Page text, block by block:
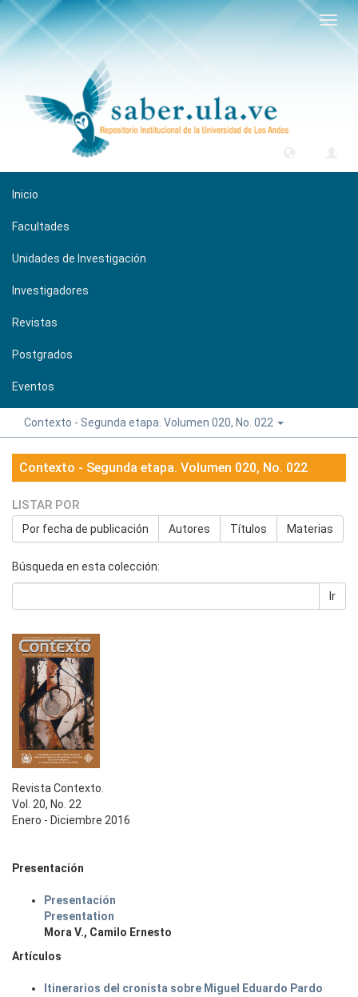
Inicio
Facultades
Unidades de Investigación
Investigadores
Revistas
Postgrados
Eventos
Contexto - Segunda etapa. Volumen 020, No. 022
Contexto - Segunda etapa. Volumen 020, No. 022
LISTAR POR
Por fecha de publicación Autores Títulos Materias
Búsqueda en esta colección:
Ir
Revista Contexto.
Vol. 20, No. 22
Enero - Diciembre 2016
Presentación
Presentación
Presentation
Mora V., Camilo Ernesto
Artículos
Itinerarios del cronista sobre Miguel Eduardo Pardo